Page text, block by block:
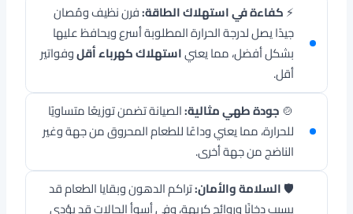
⚡كفاءة في استهلاك الطاقة:فرن نظيف ومُصان
جيدًا يصل لدرجة الحرارة المطلوبة أسرع ويحافظ عليها
بشكل أفضل، مما يعنياستهلاك كهرباء أقلوفواتير
أقل.
🍲جودة طهي مثالية:الصيانة تضمن توزيعًا متساويًا
للحرارة، مما يعني وداعًا للطعام المحروق من جهة وغير
الناضج من جهة أخرى.
🛡️السلامة والأمان:تراكم الدهون وبقايا الطعام قد
يسبب دخانًا وروائح كريهة، وفي أسوأ الحالات قد يؤدي